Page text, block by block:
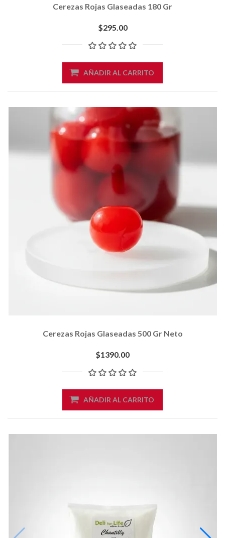
Cerezas Rojas Glaseadas 180 Gr
$295.00
AÑADIR AL CARRITO
Cerezas Rojas Glaseadas 500 Gr Neto
$1390.00
AÑADIR AL CARRITO